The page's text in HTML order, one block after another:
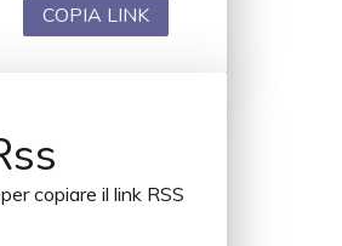
COPIA LINK
copiare il link RSS